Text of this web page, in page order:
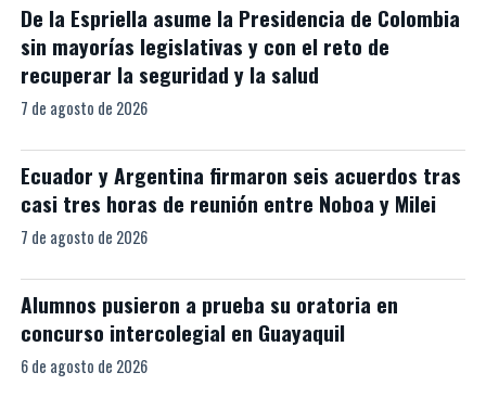
De la Espriella asume la Presidencia de Colombia
sin mayorías legislativas y con el reto de
recuperar la seguridad y la salud
7 de agosto de 2026
Ecuador y Argentina firmaron seis acuerdos tras
casi tres horas de reunión entre Noboa y Milei
7 de agosto de 2026
Alumnos pusieron a prueba su oratoria en
concurso intercolegial en Guayaquil
6 de agosto de 2026